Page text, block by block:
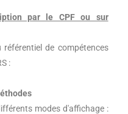
par le CPF ou sur
de compétences
:
modes d'affichage :